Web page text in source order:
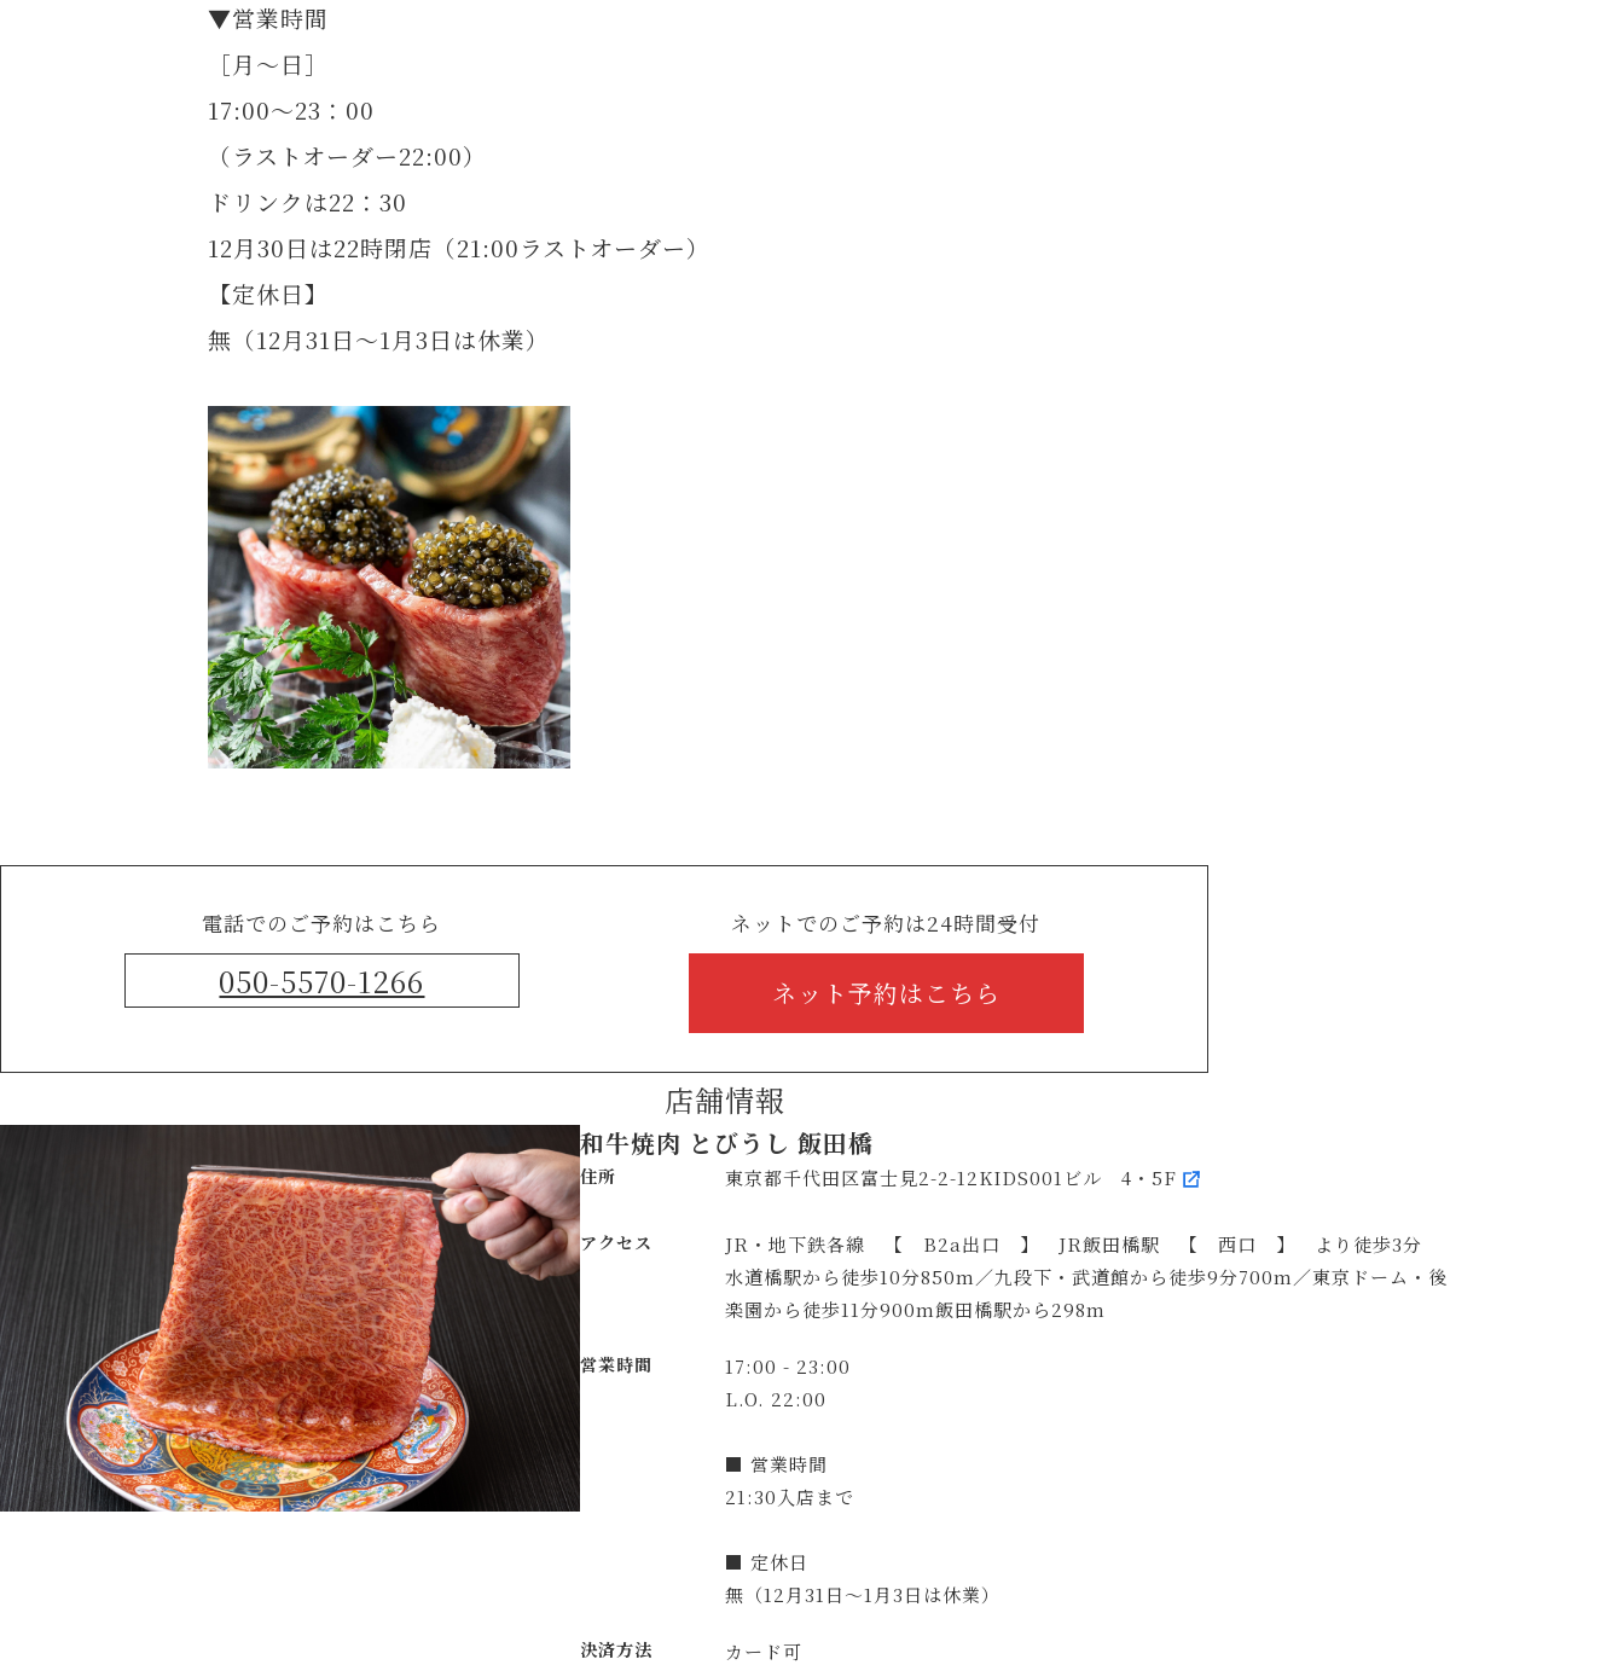
▼営業時間
［月～日］
17:00～23：00
（ラストオーダー22:00）
ドリンクは22：30
12月30日は22時閉店（21:00ラストオーダー）
【定休日】
無（12月31日～1月3日は休業）
電話でのご予約はこちら
050-5570-1266
ネットでのご予約は24時間受付
ネット予約はこちら
店舗情報
和牛焼肉 とびうし 飯田橋
住所 東京都千代田区富士見2-2-12KIDS001ビル 4・5F
アクセス
JR・地下鉄各線 【 B2a出口 】 JR飯田橋駅 【 西口 】 より徒歩3分
水道橋駅から徒歩10分850m／九段下・武道館から徒歩9分700m／東京ドーム・後
楽園から徒歩11分900m飯田橋駅から298m
営業時間
17:00 - 23:00
L.O. 22:00
■ 営業時間
21:30入店まで
■ 定休日
無（12月31日～1月3日は休業）
決済方法 カード可